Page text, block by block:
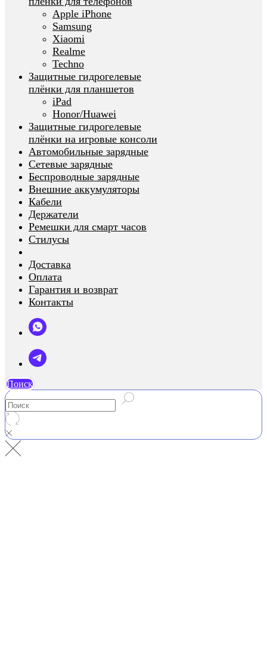
Apple iPhone
Samsung
Xiaomi
Realme
Techno
Защитные гидрогелевые
плёнки для планшетов
iPad
Honor/Huawei
Защитные гидрогелевые
плёнки на игровые консоли
Автомобильные зарядные
Сетевые зарядные
Беспроводные зарядные
Внешние аккумуляторы
Кабели
Держатели
Ремешки для смарт часов
Стилусы
Доставка
Оплата
Гарантия и возврат
Контакты
Поиск